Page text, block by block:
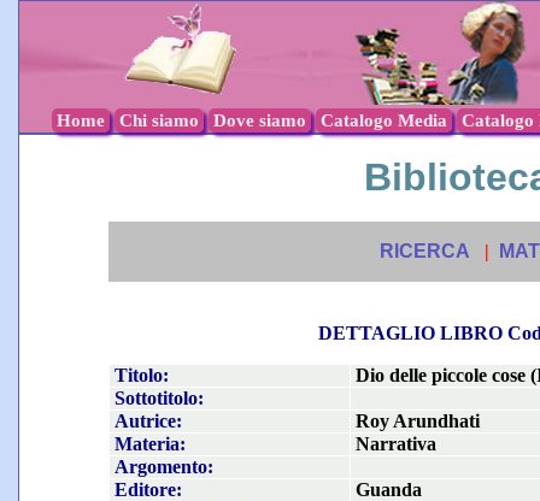
Home Chi siamo Dove siamo Catalogo Media Catalogo
RICERCA |
DETTAGLIO LIBRO
Titolo:
Dio delle piccole cose
Sottotitolo:
Autrice:
Roy Arundhati
Materia:
Narrativa
Argomento:
Editore:
Guanda